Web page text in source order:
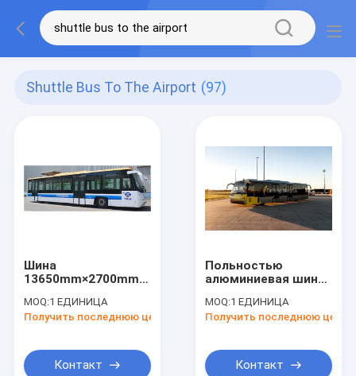
Shuttle Bus To The Airport (97)
Шина
13650mm×2700mm×3178mm
прочного авиапорта
безопасности Aero
MOQ:1 ЕДИНИЦА
Получить последнюю цену
Контакт
Польностью
алюминиевая шина
авиапорта радиуса
поворота
Aero
MOQ:1 ЕДИНИЦА
Получить последнюю цену
Контакт